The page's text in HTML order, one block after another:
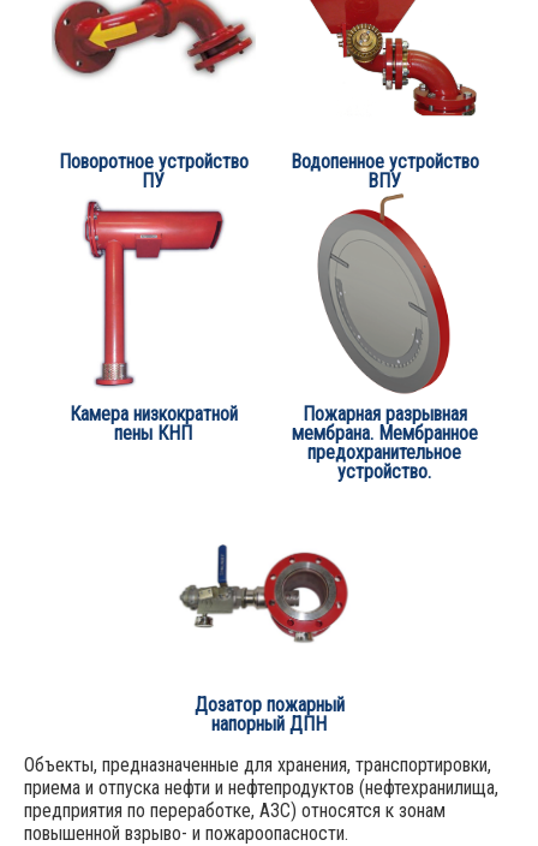
Поворотное устройство
ПУ
Водопенное устройство
ВПУ
Камера низкократной
пены КНП
Пожарная разрывная
мембрана. Мембранное
предохранительное
устройство.
Дозатор пожарный
напорный ДПН
Объекты, предназначенные для хранения, транспортировки,
приема и отпуска нефти и нефтепродуктов (нефтехранилища,
предприятия по переработке, АЗС) относятся к зонам
повышенной взрыво- и пожароопасности.